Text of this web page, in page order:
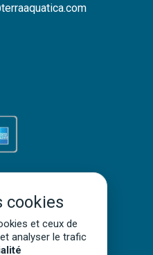
cookies
et ceux de
analyser le trafic